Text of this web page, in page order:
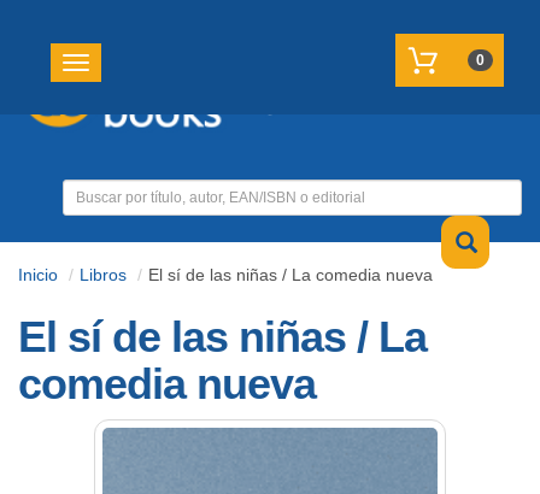
Toggle navigation 0
Inicio Libros El sí de las niñas / La comedia nueva
El sí de las niñas / La
comedia nueva